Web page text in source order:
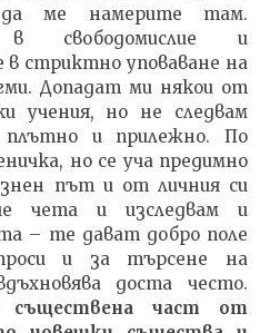
да ме намерите там.
свободомислие и
стриктно уповаване на
Допадат ми някои от
учения, но не следвам
и прилежно. По
но се уча предимно
път и от личния си
чета и изследвам и
– те дават добро поле
и за търсене на
доста често.
съществена част от